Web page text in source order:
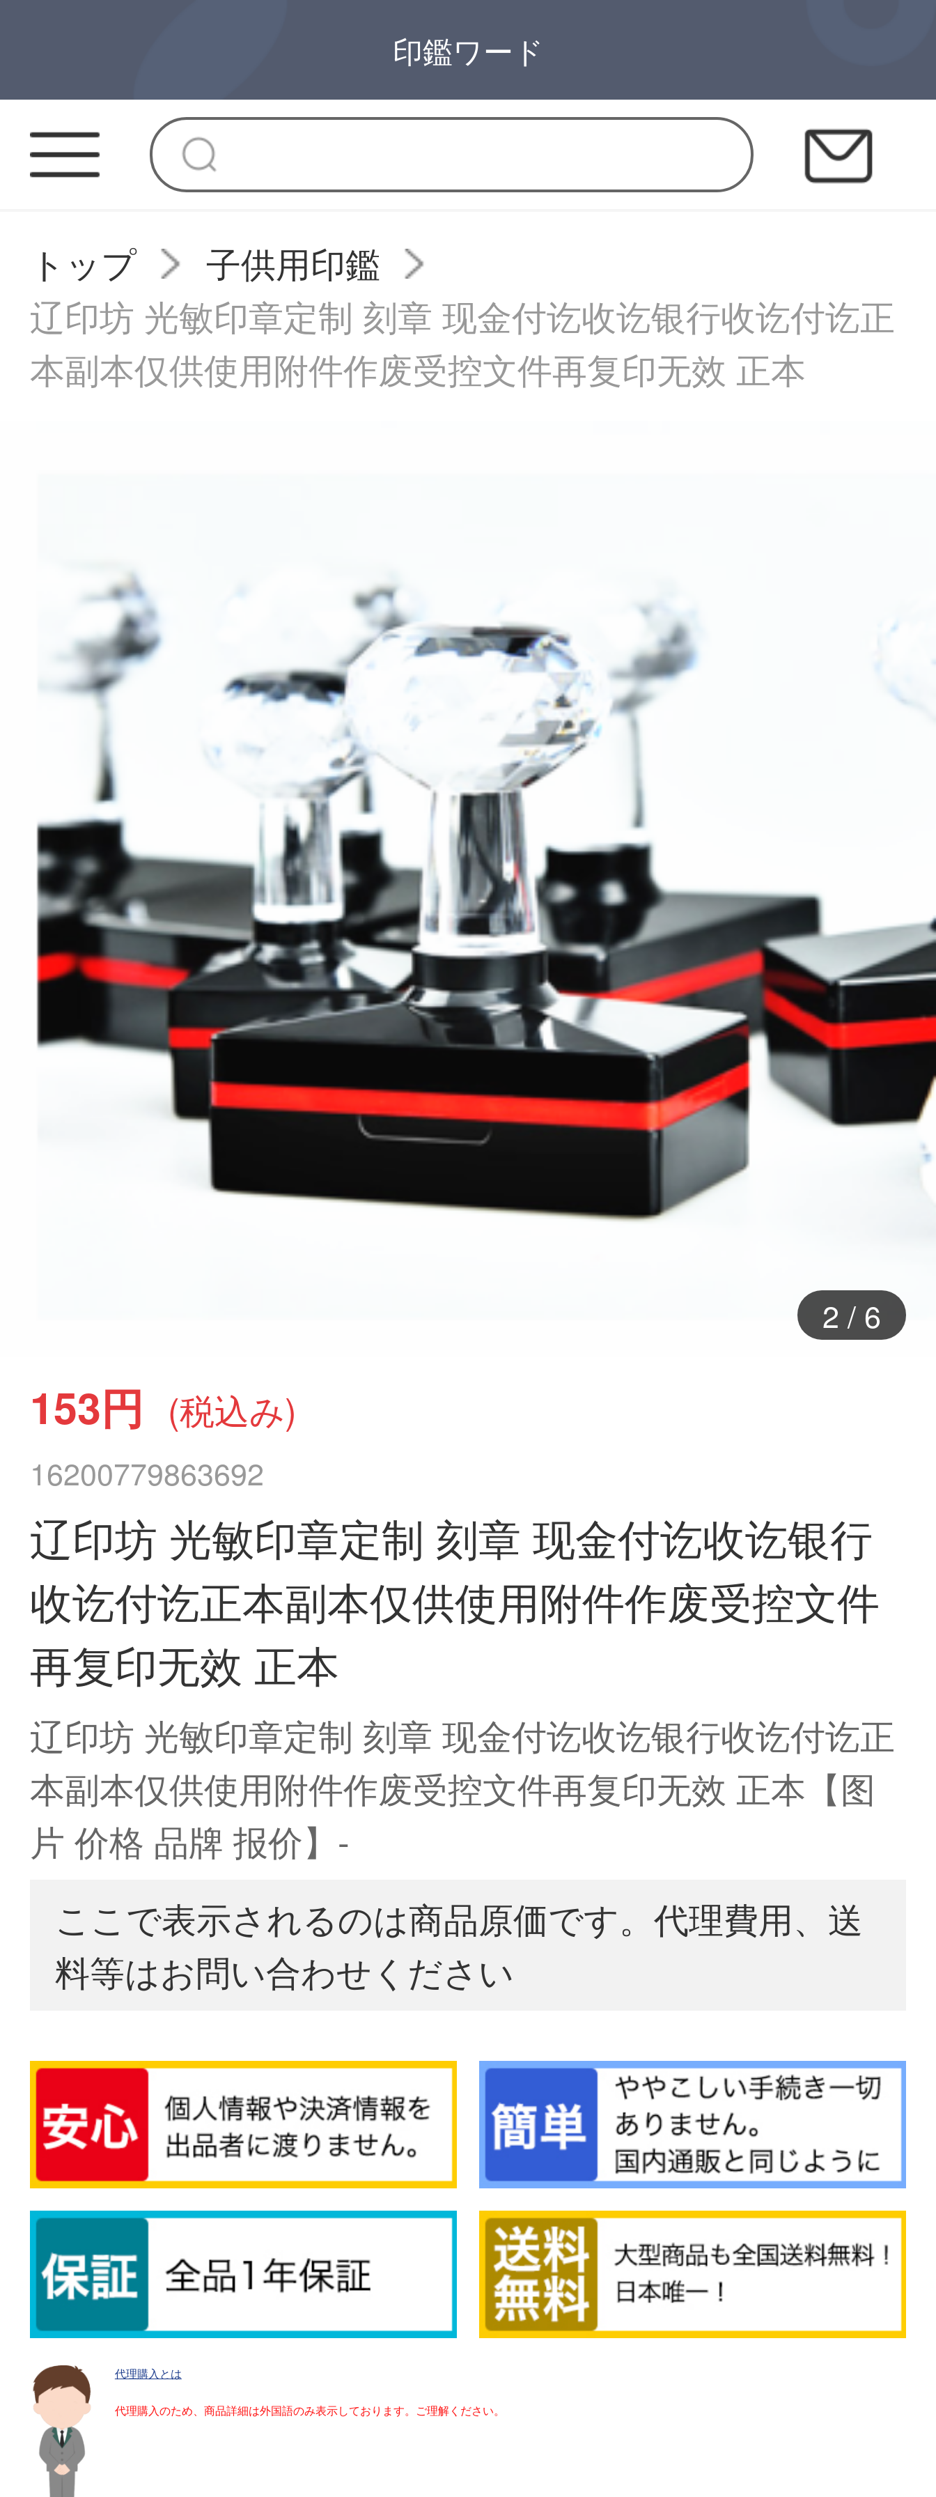
印鑑ワード
トップ
子供用印鑑
辽印坊 光敏印章定制 刻章 现金付讫收讫银行收讫付讫正
本副本仅供使用附件作废受控文件再复印无效 正本
2 / 6
153円 (税込み)
16200779863692
辽印坊 光敏印章定制 刻章 现金付讫收讫银行
收讫付讫正本副本仅供使用附件作废受控文件
再复印无效 正本
辽印坊 光敏印章定制 刻章 现金付讫收讫银行收讫付讫正
本副本仅供使用附件作废受控文件再复印无效 正本【图
片 价格 品牌 报价】-
ここで表示されるのは商品原価です。代理費用、送
料等はお問い合わせください
代理購入とは
代理購入のため、商品詳細は外国語のみ表示しております。ご理解ください。